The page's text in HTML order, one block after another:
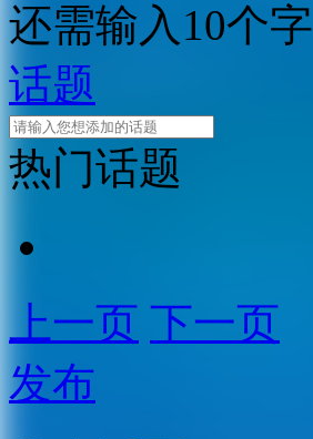
还需输入10个字
话题
热门话题
上一页 下一页
发布